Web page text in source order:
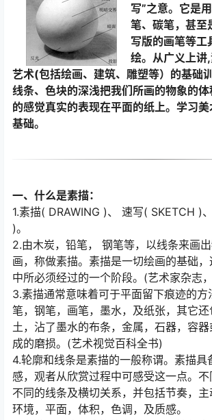
写”之意。它是
笔、碳笔，甚至
写版的画笔等工
绘。从广义上讲
艺术(包括绘画、建筑、雕塑等）的基础
线条、色块的深浅把我们所画的物象的体
的感觉真实的表现在平面的纸上。学习
基础。
一、什么是素描：
1.素描( DRAWING )、 速写( SKETCH )
)。
2.由木炭，铅笔， 钢笔等，以线条来画
画，称做素描。素描是一切绘画的基础
中所必须经过的一个阶段。(艺术家杂志
3.素描通常意味着可于平面留下痕迹的方
笔，钢笔，画笔，墨水，及纸张，其它
土，沾了墨水的布条，金属，石器，容
成的磨损。(艺术视觉百科全书)
4.轮廓和线条是素描的一般称谓。素描具
感，观者从欣赏过程中可感受这一点。
不同的线条及横切关系，并包括节奏，
环境，平面，体积，色调，及质感。